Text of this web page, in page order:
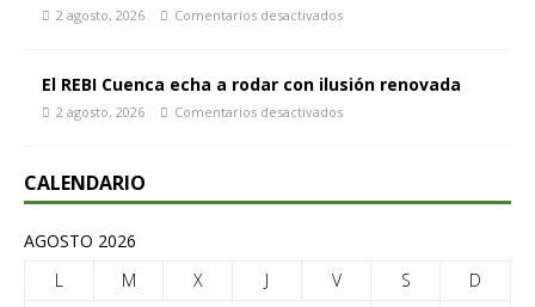
2 agosto, 2026 Comentarios desactivados
El REBI Cuenca echa a rodar con ilusión renovada
2 agosto, 2026 Comentarios desactivados
CALENDARIO
AGOSTO 2026
L
M X J V S
D